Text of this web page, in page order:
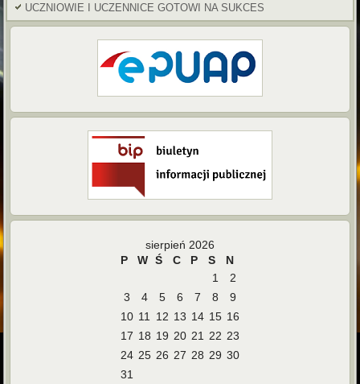
UCZNIOWIE I UCZENNICE GOTOWI NA SUKCES
sierpień 2026
P
W Ś C P S
N
1
2
3
4 5 6 7 8
9
10 11 12 13 14 15 16
17 18 19 20 21 22 23
24 25 26 27 28 29 30
31